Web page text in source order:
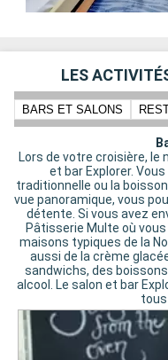
LES
BARS ET SALONS
Lors de votre croisière, le
et bar Explorer.
traditionnelle ou la
vue panoramique, vous
détente. Si vous avez
Pâtisserie Multe où
maisons typiques de la
aussi de la crème
sandwichs, des
alcool. Le salon et bar
tous